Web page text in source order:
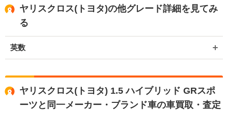
ヤリスクロス(トヨタ)の他グレード詳細を見てみ
る
英数
ヤリスクロス(トヨタ) 1.5 ハイブリッド GRスポ
ーツと同一メーカー・ブランド車の車買取・査定